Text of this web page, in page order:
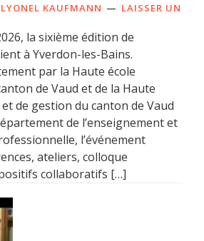
LYONEL KAUFMANN
LAISSER UN
la sixième édition de
à Yverdon-les-Bains.
par la Haute école
de Vaud et de la Haute
de gestion du canton de Vaud
de l’enseignement et
l’événement
ateliers, colloque
collaboratifs […]